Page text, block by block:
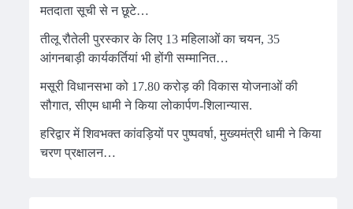
मतदाता सूची से न छूटे…
तीलू रौतेली पुरस्कार के लिए 13 महिलाओं का चयन, 35
आंगनबाड़ी कार्यकर्तियां भी होंगी सम्मानित…
मसूरी विधानसभा को 17.80 करोड़ की विकास योजनाओं की
सौगात, सीएम धामी ने किया लोकार्पण-शिलान्यास.
हरिद्वार में शिवभक्त कांवड़ियों पर पुष्पवर्षा, मुख्यमंत्री धामी ने किया
चरण प्रक्षालन…